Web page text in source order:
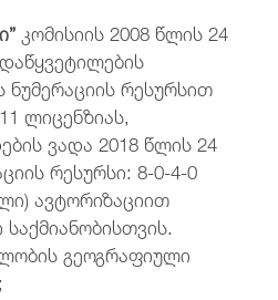
კომისიის 2008 წლის 24
რესურსით
ლიცენზიას,
ვადა 2018 წლის 24
რესურსი: 8-0-4-0
ავტორიზაციით
გეოგრაფიული